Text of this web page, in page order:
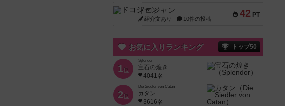
42 PT
ドコジャン
紹介文あり 10件の投稿
お気に入りランキング トップ50
1位
Splendor
宝石の煌き
4041名
2位
Die Siedler von Catan
カタン
3616名